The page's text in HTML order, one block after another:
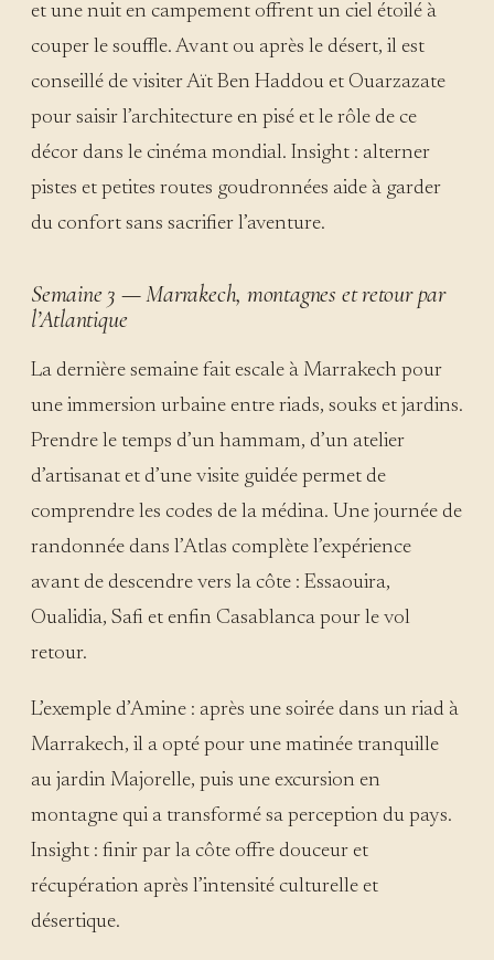
et une nuit en campement offrent un ciel étoilé à
couper le souffle. Avant ou après le désert, il est
conseillé de visiter Aït Ben Haddou et Ouarzazate
pour saisir l’architecture en pisé et le rôle de ce
décor dans le cinéma mondial. Insight : alterner
pistes et petites routes goudronnées aide à garder
du confort sans sacrifier l’aventure.
Semaine 3 — Marrakech, montagnes et retour par
l’Atlantique
La dernière semaine fait escale à Marrakech pour
une immersion urbaine entre riads, souks et jardins.
Prendre le temps d’un hammam, d’un atelier
d’artisanat et d’une visite guidée permet de
comprendre les codes de la médina. Une journée de
randonnée dans l’Atlas complète l’expérience
avant de descendre vers la côte : Essaouira,
Oualidia, Safi et enfin Casablanca pour le vol
retour.
L’exemple d’Amine : après une soirée dans un riad à
Marrakech, il a opté pour une matinée tranquille
au jardin Majorelle, puis une excursion en
montagne qui a transformé sa perception du pays.
Insight : finir par la côte offre douceur et
récupération après l’intensité culturelle et
désertique.